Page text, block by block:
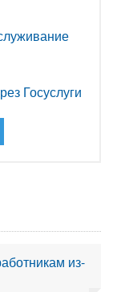
Госуслуги
из-